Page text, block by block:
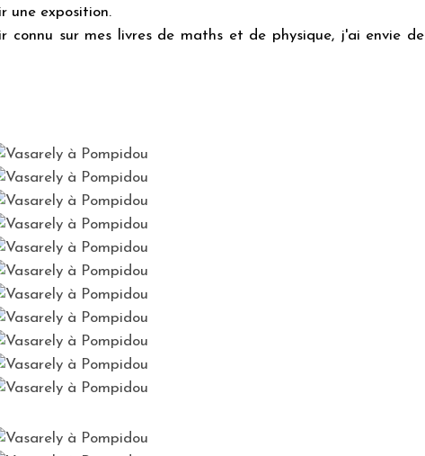
une exposition.
connu sur mes livres de maths et de physique, j'ai envie de